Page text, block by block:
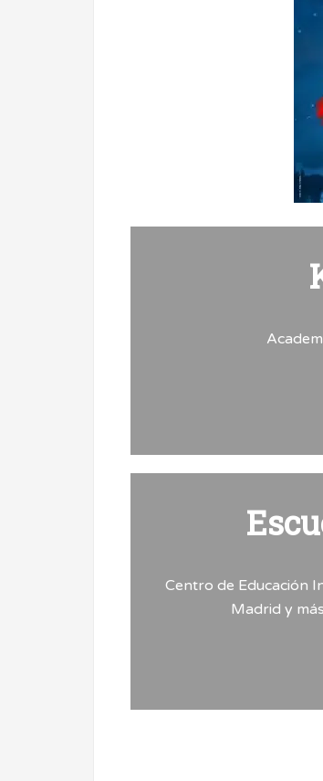
Centro de Educación
Madrid y